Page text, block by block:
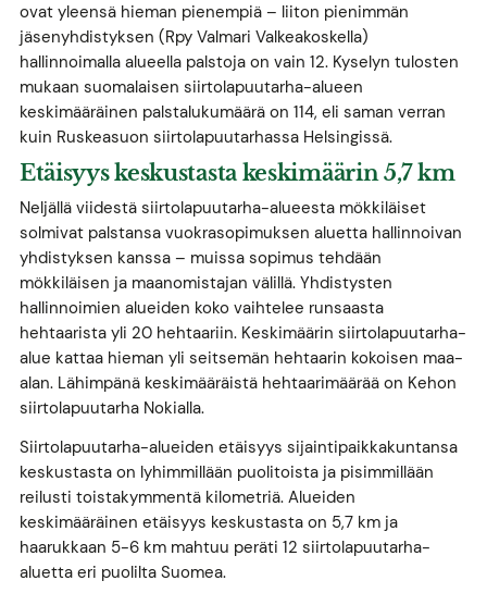
ovat yleensä hieman pienempiä – liiton pienimmän
jäsenyhdistyksen (Rpy Valmari Valkeakoskella)
hallinnoimalla alueella palstoja on vain 12. Kyselyn tulosten
mukaan suomalaisen siirtolapuutarha-alueen
keskimääräinen palstalukumäärä on 114, eli saman verran
kuin Ruskeasuon siirtolapuutarhassa Helsingissä.
Etäisyys keskustasta keskimäärin 5,7 km
Neljällä viidestä siirtolapuutarha-alueesta mökkiläiset
solmivat palstansa vuokrasopimuksen aluetta hallinnoivan
yhdistyksen kanssa – muissa sopimus tehdään
mökkiläisen ja maanomistajan välillä. Yhdistysten
hallinnoimien alueiden koko vaihtelee runsaasta
hehtaarista yli 20 hehtaariin. Keskimäärin siirtolapuutarha-
alue kattaa hieman yli seitsemän hehtaarin kokoisen maa-
alan. Lähimpänä keskimääräistä hehtaarimäärää on Kehon
siirtolapuutarha Nokialla.
Siirtolapuutarha-alueiden etäisyys sijaintipaikkakuntansa
keskustasta on lyhimmillään puolitoista ja pisimmillään
reilusti toistakymmentä kilometriä. Alueiden
keskimääräinen etäisyys keskustasta on 5,7 km ja
haarukkaan 5-6 km mahtuu peräti 12 siirtolapuutarha-
aluetta eri puolilta Suomea.